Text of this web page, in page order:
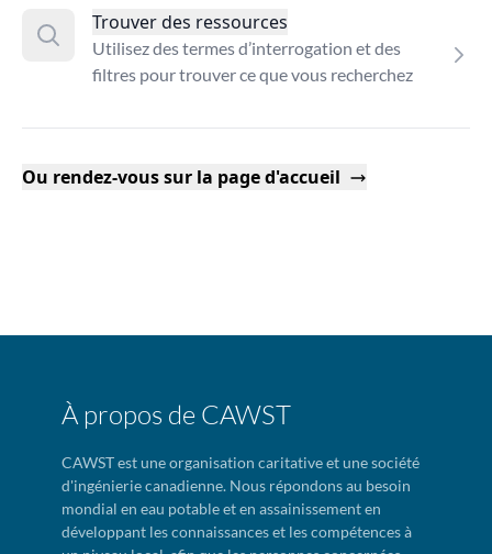
Trouver des ressources
Utilisez des termes d’interrogation et des
filtres pour trouver ce que vous recherchez
Ou rendez-vous sur la page d'accueil
À propos de CAWST
CAWST est une organisation caritative et une société
d'ingénierie canadienne. Nous répondons au besoin
mondial en eau potable et en assainissement en
développant les connaissances et les compétences à